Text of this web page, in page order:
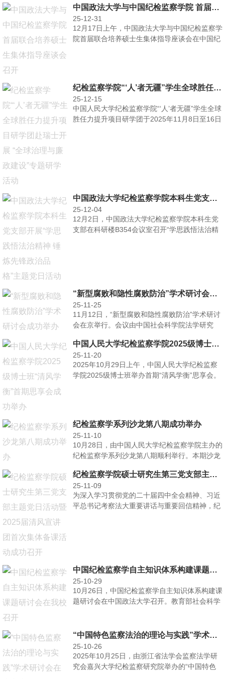
中国政法大学与中国纪检监察学院 首届联合培养硕士生集体指导座谈会召开
25-12-31
12月17日上午，中国政法大学与中国纪检监察学
院首届联合培养硕士生集体指导座谈会在中国纪
纪检监察学院“‘人’者无疆”学生全球胜任力提升项目研学团赴瑞士开展 “全球治理与廉政建设”专题研学活动
25-12-15
中国人民大学纪检监察学院“‘人’者无疆”学生全球
胜任力提升项目研学团于2025年11月8日至16日
中国政法大学纪检监察学院本科生党支部开展“学思践悟法治精神 锤炼先锋政治品格”主题党日活动
25-12-04
12月2日，中国政法大学纪检监察学院本科生党
支部在科研楼B354会议室召开“学思践悟法治精
“新型腐败和隐性腐败防治”学术研讨会成功举办
25-11-25
11月12日，“新型腐败和隐性腐败防治”学术研讨
会在京举行。会议由中国社会科学院法学研究
中国人民大学纪检监察学院2025级博士班“清风学衡”首期思享会成功举办
25-11-20
2025年10月29日上午，中国人民大学纪检监察
学院2025级博士班举办首期“清风学衡”思享会。
纪检监察学系列沙龙第八期成功举办
25-11-10
10月28日，由中国人民大学纪检监察学院主办的
纪检监察学系列沙龙第八期顺利举行。本期沙龙
纪检监察学院硕士研究生第三党支部主题党日活动暨2025届清风宣讲团首次集体备课活动成功召开
25-11-09
为深入学习贯彻党的二十届四中全会精神、习近
平总书记考察法大重要讲话与重要回信精神，纪
中国纪检监察学自主知识体系构建课题研讨会在我校召开
25-10-29
10月26日，中国纪检监察学自主知识体系构建课
题研讨会在中国政法大学召开。教育部社会科学
“中国特色监察法治的理论与实践”学术研讨会在嘉兴大学召开
25-10-26
2025年10月25日，由浙江省法学会监察法学研
究会嘉兴大学纪检监察研究院举办的“中国特色